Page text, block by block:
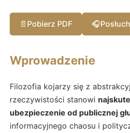
📄 Pobierz PDF 🎧
Wprowadzenie
Filozofia kojarzy się z
rzeczywistości stanowi
ubezpieczenie od publicznej
informacyjnego chaosu i